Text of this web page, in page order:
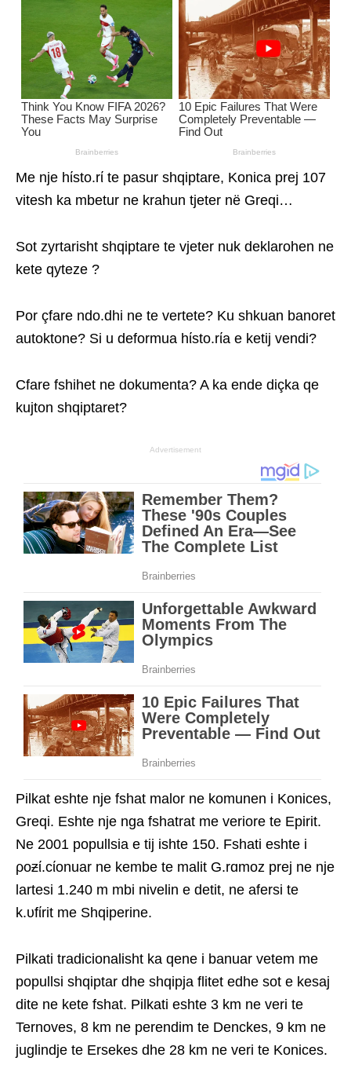
Me nje hίsto.rί te pasur shqiptare, Konica prej 107
vitesh ka mbetur ne krahun tjeter në Greqi…
Sot zyrtarisht shqiptare te vjeter nuk deklarohen ne
kete qyteze ?
Por çfare ndo.dhi ne te vertete? Ku shkuan banoret
autoktone? Si u deformua hίsto.rίa e ketij vendi?
Cfare fshihet ne dokumenta? A ka ende diçka qe
kujton shqiptaret?
Advertisement
Pilkat eshte nje fshat malor ne komunen i Konices,
Greqi. Eshte nje nga fshatrat me veriore te Epirit.
Ne 2001 popullsia e tij ishte 150. Fshati eshte i
ρoƶί.cίonuar ne kembe te malit G.rɑmoz prej ne nje
lartesi 1.240 m mbi nivelin e detit, ne afersi te
k.υfίrit me Shqiperine.
Pilkati tradicionalisht ka qene i banuar vetem me
popullsi shqiptar dhe shqipja flitet edhe sot e kesaj
dite ne kete fshat. Pilkati eshte 3 km ne veri te
Ternoves, 8 km ne perendim te Denckes, 9 km ne
juglindje te Ersekes dhe 28 km ne veri te Konices.